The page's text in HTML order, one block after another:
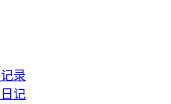
记录
日记